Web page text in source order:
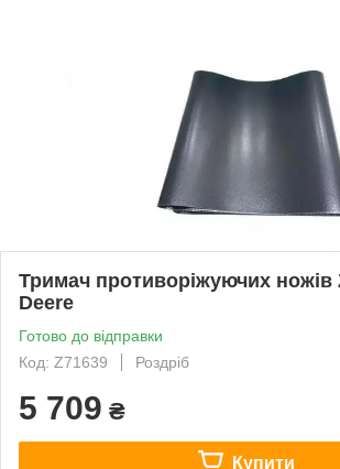
Тримач противоріжуючих ножів
Deere
Готово до відправки
Код: Z71639
Роздріб
5 709 ₴
Купити